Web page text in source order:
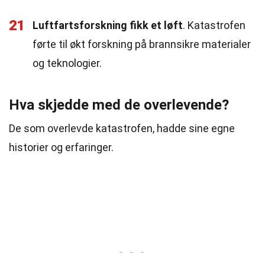
21 Luftfartsforskning fikk et løft. Katastrofen
førte til økt forskning på brannsikre materialer
og teknologier.
Hva skjedde med de overlevende?
De som overlevde katastrofen, hadde sine egne
historier og erfaringer.